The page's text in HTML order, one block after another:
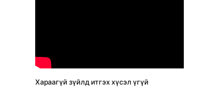
Хараагүй зүйлд итгэх хүсэл үгүй